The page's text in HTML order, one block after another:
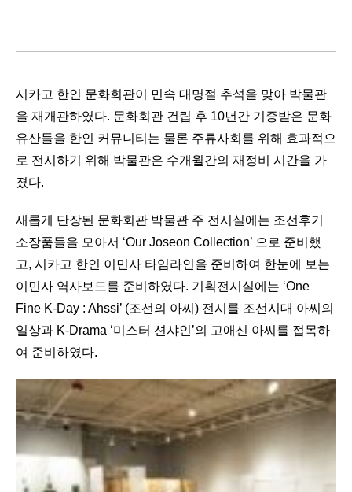
시카고 한인 문화회관이 민속 대명절 추석을 맞아 박물관
을 재개관하였다. 문화회관 건립 후 10년간 기증받은 문화
유산들을 한인 커뮤니티는 물론 주류사회를 위해 효과적으
로 전시하기 위해 박물관은 수개월간의 재정비 시간을 가
졌다.
새롭게 단장된 문화회관 박물관 주 전시실에는 조선후기
소장품들을 모아서 ‘Our Joseon Collection’ 으로 준비했
고, 시카고 한인 이민사 타임라인을 준비하여 한눈에 보는
이민사 역사보드를 준비하였다. 기획전시실에는 ‘One
Fine K-Day : Ahssi’ (조선의 아씨) 전시를 조선시대 아씨의
일상과 K-Drama ‘미스터 션샤인’의 고애신 아씨를 접목하
여 준비하였다.